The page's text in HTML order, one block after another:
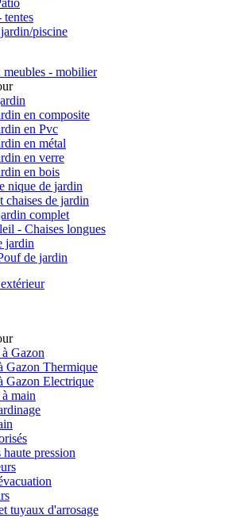
tentes
piscine
meubles - mobilier
en composite
en Pvc
en métal
en verre
en bois
nique de jardin
chaises de jardin
complet
- Chaises longues
jardin
de jardin
Gazon
Gazon Thermique
Gazon Electrique
main
pression
tuyaux d'arrosage